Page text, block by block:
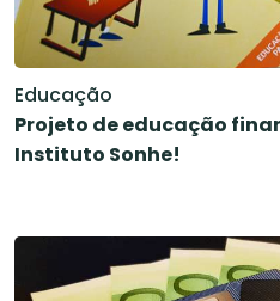
Educação
Projeto de educação
Instituto Sonhe!